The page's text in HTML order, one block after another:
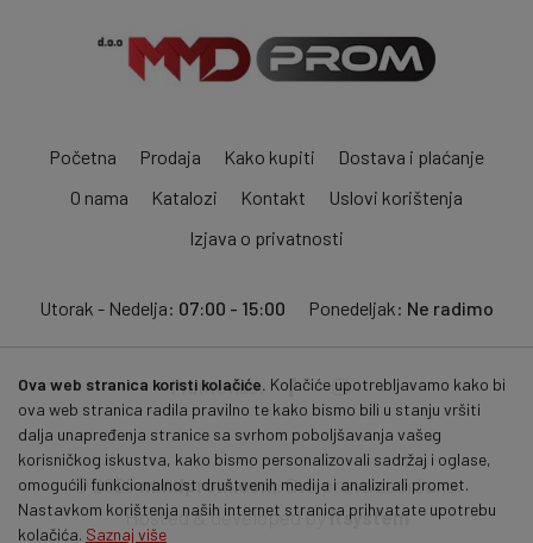
Početna Prodaja Kako kupiti
Dostava i plaćanje
O nama
Katalozi Kontakt
Uslovi korištenja
Izjava o privatnosti
Utorak - Nedelja: 07:00 - 15:00 Ponedeljak: Ne radimo
Pratite nas:
© 2026mmdprom.com . Sva prava zadržana.
Hosted & developed byitsystem
Ova web stranica koristi kolačiće. Kolačiće upotrebljavamo kako bi
ova web stranica radila pravilno te kako bismo bili u stanju vršiti
dalja unapređenja stranice sa svrhom poboljšavanja vašeg
korisničkog iskustva, kako bismo personalizovali sadržaj i oglase,
omogućili funkcionalnost društvenih medija i analizirali promet.
Nastavkom korištenja naših internet stranica prihvatate upotrebu
kolačića. Saznaj više